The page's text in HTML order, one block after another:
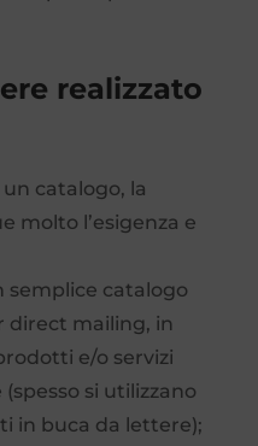
realizzato
catalogo, la
molto l’esigenza e
semplice catalogo
direct mailing, in
e/o servizi
si utilizzano
in buca da lettere);